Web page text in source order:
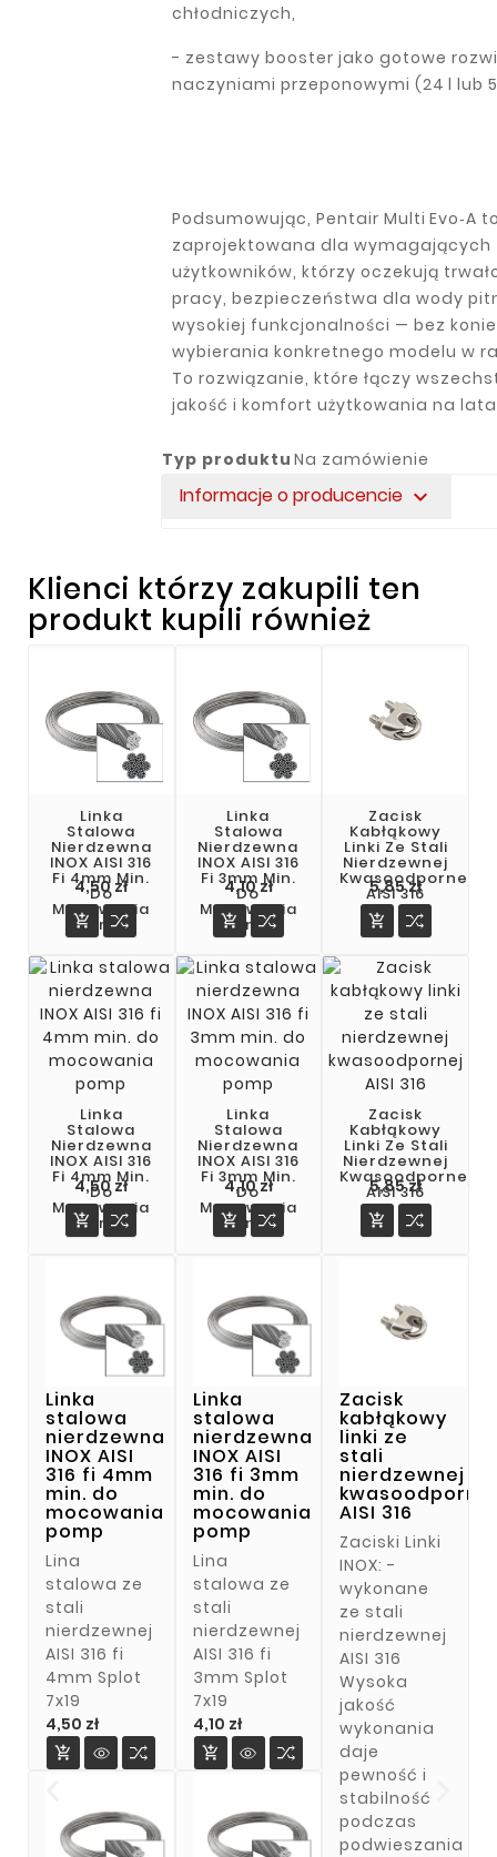
chłodniczych,
- zestawy booster jako gotowe
naczyniami przeponowymi (24 l lub
Podsumowując, Pentair Multi Evo‑A
zaprojektowana dla wymagających
użytkowników, którzy oczekują
pracy, bezpieczeństwa dla wody
wysokiej funkcjonalności — bez
wybierania konkretnego modelu w
To rozwiązanie, które łączy
jakość i komfort użytkowania na
Typ produktu Na zamówienie
Informacje o producencie expand_more
Klienci którzy zakupili ten
produkt kupili również
Linka
Stalowa
Nierdzewna
INOX AISI 316
Fi 4mm Min.
Do
Mocowania
Pomp
4,50 zł

Linka
Stalowa
Nierdzewna
INOX AISI 316
Fi 4mm Min.
Do
Mocowania
Pomp
4,50 złCena

Linka
stalowa
nierdzewna
INOX AISI
316 fi 4mm
min. do
mocowania
pomp
Lina
stalowa ze
stali
nierdzewnej
AISI 316 fi
4mm Splot
7x19
4,50 złCena

Linka
Stalowa
Nierdzewna
INOX AISI 316
Fi 3mm Min.
Do
Mocowania
Pomp
4,10 zł

Linka
Stalowa
Nierdzewna
INOX AISI 316
Fi 3mm Min.
Do
Mocowania
Pomp
4,10 złCena

Linka
stalowa
nierdzewna
INOX AISI
316 fi 3mm
min. do
mocowania
pomp
Lina
stalowa ze
stali
nierdzewnej
AISI 316 fi
3mm Splot
7x19
4,10 złCena

Zacisk
Kabłąkowy
Linki Ze Stali
Nierdzewnej
Kwasoodpornej
AISI 316
5,85 zł

Zacisk
Kabłąkowy
Linki Ze Stali
Nierdzewnej
Kwasoodpornej
AISI 316
5,85 złCena

Zacisk
kabłąkowy
linki ze
stali
nierdzewnej
kwasoodpornej
AISI 316
Zaciski Linki
INOX: -
wykonane
ze stali
nierdzewnej
AISI 316
Wysoka
jakość
wykonania
daje
pewność i
stabilność
podczas
podwieszania